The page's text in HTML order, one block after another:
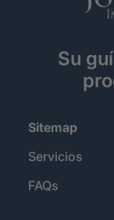
Su
Sitemap
Servicios
FAQs